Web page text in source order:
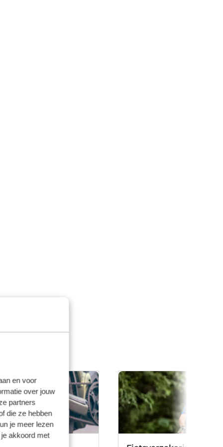
en voor
over jouw
partners
die ze hebben
je meer lezen
akkoord met